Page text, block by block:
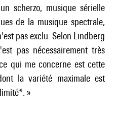
scherzo, musique sérielle
de la musique spectrale,
pas exclu. Selon Lindberg
pas nécessairement très
qui me concerne est cette
la variété maximale est
»